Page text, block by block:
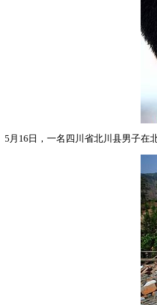
5月16日，一名四川省北川县男子在